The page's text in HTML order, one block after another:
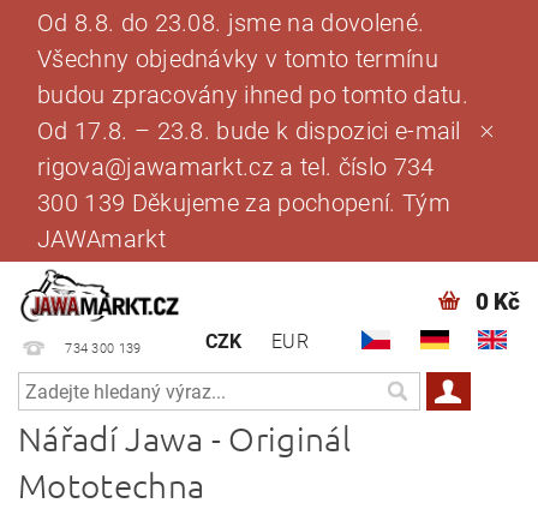
Od 8.8. do 23.08. jsme na dovolené.
Všechny objednávky v tomto termínu
budou zpracovány ihned po tomto datu.
Od 17.8. – 23.8. bude k dispozici e-mail
rigova@jawamarkt.cz a tel. číslo 734
300 139 Děkujeme za pochopení. Tým
JAWAmarkt
734 300 139 CZK EUR
0 Kč
Nářadí Jawa - Originál
Mototechna